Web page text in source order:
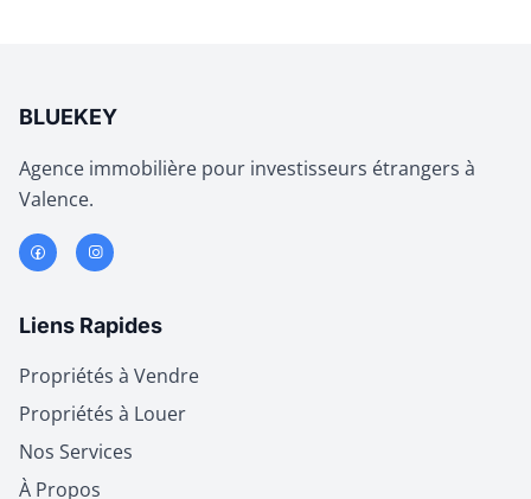
BLUEKEY
Agence immobilière pour investisseurs étrangers à
Valence.
Liens Rapides
Propriétés à Vendre
Propriétés à Louer
Nos Services
À Propos